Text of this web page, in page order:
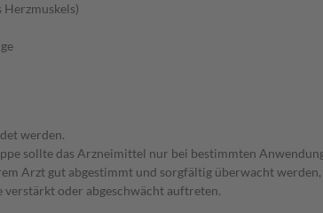
werden.
sollte das Arzneimittel nur bei bestimmten
Arzt gut abgestimmt und sorgfältig überwacht
oder abgeschwächt auftreten.